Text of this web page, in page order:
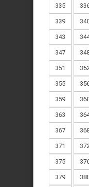
335
339
343
347
351
355
359
363
367
371
375
379